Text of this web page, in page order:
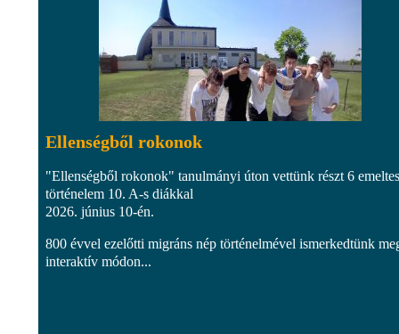
Ellenségből rokonok
"Ellenségből rokonok" tanulmányi úton vettünk részt 6 emeltes
történelem 10. A-s diákkal
2026. június 10-én.
800 évvel ezelőtti migráns nép történelmével ismerkedtünk
interaktív módon...